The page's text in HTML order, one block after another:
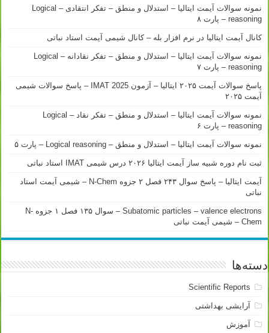
نمونه سوالات آیمت ایتالیا – استدلال و منطق – تفکر انتقادی – Logical
reasoning – پارت ۸
کانال آیمت ایتالیا در نرم افزار بله – کانال شیمی آیمت استاد نباتی
نمونه سوالات آیمت ایتالیا – استدلال و منطق – تفکر نقادانه – Logical
reasoning – پارت ۷
پاسخ سوالات آیمت ۲۰۲۵ ایتالیا – آزمون IMAT 2025 – پاسخ سوالات شیمی
آیمت ۲۰۲۵
نمونه سوالات آیمت ایتالیا – استدلال و منطق – تفکر نقاد – Logical
reasoning – پارت ۶
نمونه سوالات آیمت ایتالیا – استدلال و منطق – Logical reasoning – پارت ۵
ثبت نام دوره شبیه ساز آیمت ایتالیا ۲۰۲۶ درس شیمی IMAT استاد نباتی
آیمت ایتالیا – پاسخ سوال ۲۴۳ فصل ۲ جزوه N-Chem – شیمی آیمت استاد
نباتی
Subatomic particles – valence electrons – سوال ۱۳۵ فصل ۱ جزوه N-
Chem – شیمی آیمت نباتی
دسته‌ها
Scientific Reports
آرایشی بهداشتی
آموزش